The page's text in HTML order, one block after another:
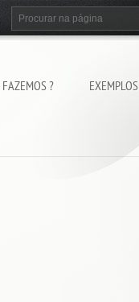
?
EXEMPLOS